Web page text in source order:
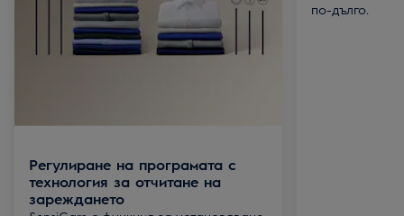
Регулиране на програмата с
технология за отчитане на
зареждането
по-дълго.